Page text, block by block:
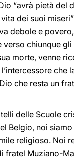
“avrà pietà del
dei suoi
debole e
verso chiunque
morte, venne
che
che resta un
delle Scuole
Belgio, noi
religioso. Noi
fratel Muziano-